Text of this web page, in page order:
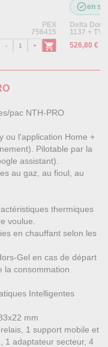
PEX
756415
en
Delta Dore
1137 +
526,80 €
pac NTH-PRO
ou l'application Home +
Pilotable par la
assistant).
au gaz, au fioul, au
thermiques
voulue.
en chauffant selon les
Gel en cas de départ
la consommation
Intelligentes
mm
1 support mobile et
1 adaptateur secteur, 4